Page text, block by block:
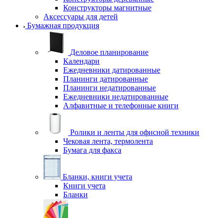
Конструкторы магнитные
Аксессуары для детей
Бумажная продукция
Деловое планирование
Календари
Ежедневники датированные
Планинги датированные
Планинги недатированные
Ежедневники недатированные
Алфавитные и телефонные книги
Ролики и ленты для офисной техники
Чековая лента, термолента
Бумага для факса
Бланки, книги учета
Книги учета
Бланки